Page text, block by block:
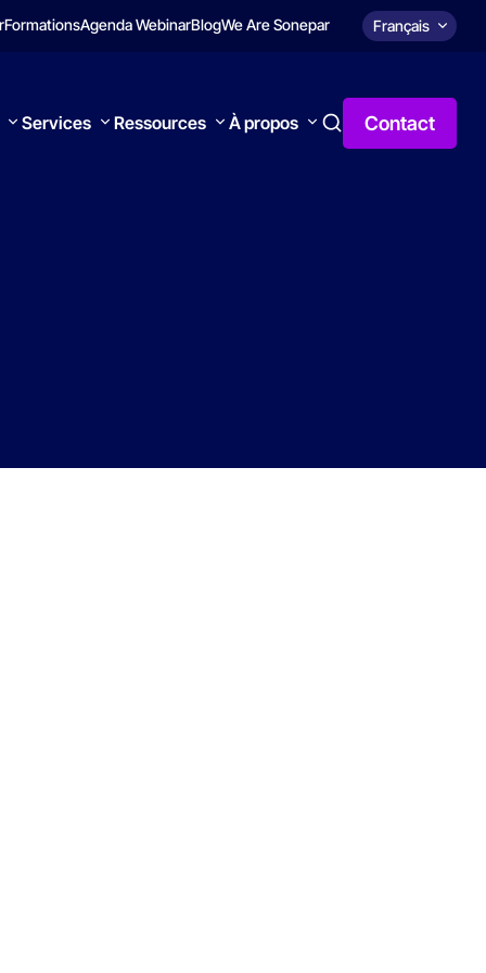
FormationsAgenda WebinarBlogWe Are Sonepar Français
Services Ressources À propos Contact